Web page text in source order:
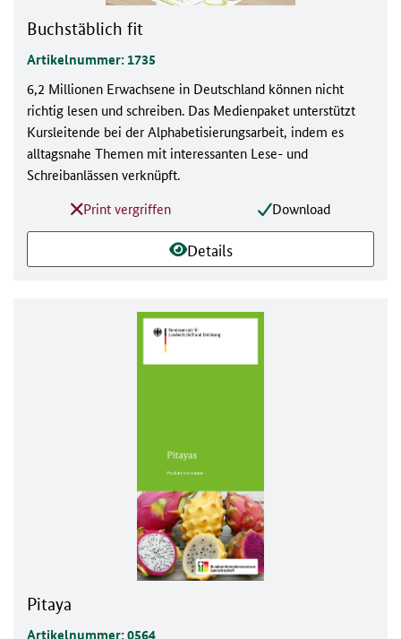
Buchstäblich fit
Artikelnummer: 1735
6,2 Millionen Erwachsene in Deutschland können nicht
richtig lesen und schreiben. Das Medienpaket unterstützt
Kursleitende bei der Alphabetisierungsarbeit, indem es
alltagsnahe Themen mit interessanten Lese- und
Schreibanlässen verknüpft.
Print vergriffen
Download
Details
Pitaya
Artikelnummer: 0564